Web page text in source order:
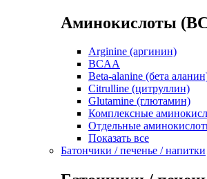
Аминокислоты
Arginine (аргинин)
BCAA
Beta-alanine (бета
Citrulline (цитруллин)
Glutamine (глютамин)
Комплексные
Отдельные
Показать все
Батончики / печенье / напитки